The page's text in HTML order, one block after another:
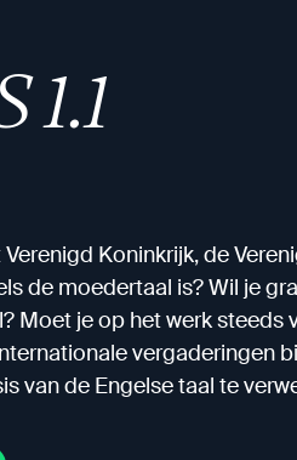
1.1
Verenigd Koninkrijk, de
de moedertaal is? Wil je
Moet je op het werk steeds
vergaderingen
van de Engelse taal te